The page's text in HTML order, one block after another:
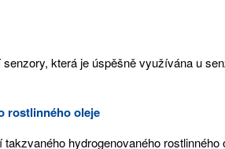
která je úspěšně využívána u
rostlinného oleje
hydrogenovaného